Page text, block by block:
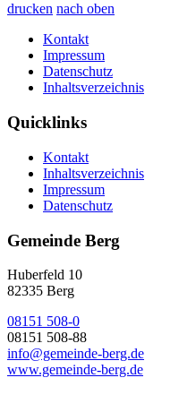
drucken nach oben
Kontakt
Impressum
Datenschutz
Inhaltsverzeichnis
Quicklinks
Kontakt
Inhaltsverzeichnis
Impressum
Datenschutz
Gemeinde Berg
Huberfeld 10
82335 Berg
08151 508-0
08151 508-88
info@gemeinde-berg.de
www.gemeinde-berg.de